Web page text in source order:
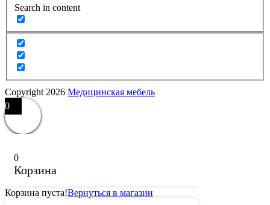
Search in content
Copyright 2026 Медицинская мебель
0
0
Корзина
Корзина пуста!Вернуться в магазин